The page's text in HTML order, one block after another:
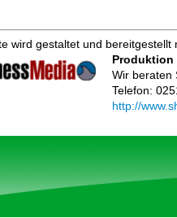
wird gestaltet und bereitgestellt
Produktion
Wir beraten
Telefon:
http://